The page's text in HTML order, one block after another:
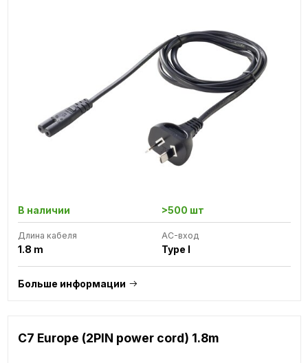
В наличии >500 шт
Длина кабеля
1.8 m
AC-вход
Type I
Больше информации
C7 Europe (2PIN power cord) 1.8m